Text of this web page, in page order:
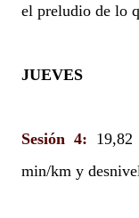
el preludio de lo
JUEVES
Sesión 4:
min/km y